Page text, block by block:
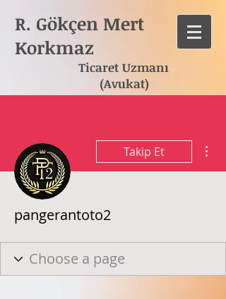
R. Gökçen Mert
Korkmaz
Ticaret Uzmanı
(Avukat)
Takip Et
pangerantoto2